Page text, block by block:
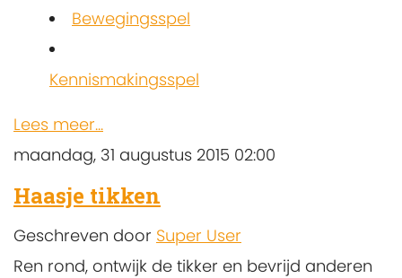
Bewegingsspel
Kennismakingsspel
Lees meer...
maandag, 31 augustus 2015 02:00
Haasje tikken
Geschreven door Super User
Ren rond, ontwijk de tikker en bevrijd anderen